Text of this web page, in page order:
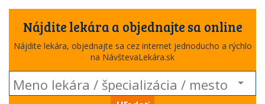
Nájdite lekára a objednajte sa online
Nájdite lekára, objednajte sa cez internet jednoducho a rýchlo
na NávštevaLekára.sk